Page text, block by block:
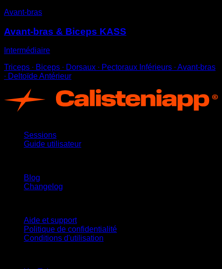
Avant-bras
Avant-bras & Biceps KASS
Intermédiaire
Triceps ∙ Biceps ∙ Dorsaux ∙ Pectoraux Inférieurs ∙ Avant-bras
∙ Deltoïde Antérieur
Sessions
Guide utilisateur
Blog
Changelog
Aide et support
Politique de confidentialité
Conditions d'utilisation